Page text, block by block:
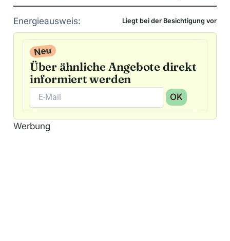
Energieausweis: Liegt bei der Besichtigung vor
Neu
Über ähnliche Angebote direkt
informiert werden
OK
A
l
Werbung